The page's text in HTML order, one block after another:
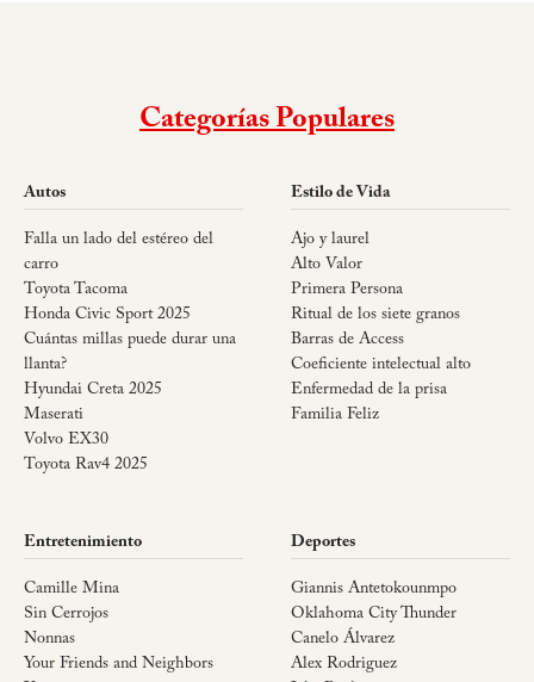
Categorías Populares
Autos
Falla un lado del estéreo del
carro
Toyota Tacoma
Honda Civic Sport 2025
Cuántas millas puede durar una
llanta?
Hyundai Creta 2025
Maserati
Volvo EX30
Toyota Rav4 2025
Estilo de Vida
Ajo y laurel
Alto Valor
Primera Persona
Ritual de los siete granos
Barras de Access
Coeficiente intelectual alto
Enfermedad de la prisa
Familia Feliz
Entretenimiento
Camille Mina
Sin Cerrojos
Nonnas
Your Friends and Neighbors
Deportes
Giannis Antetokounmpo
Oklahoma City Thunder
Canelo Álvarez
Alex Rodriguez